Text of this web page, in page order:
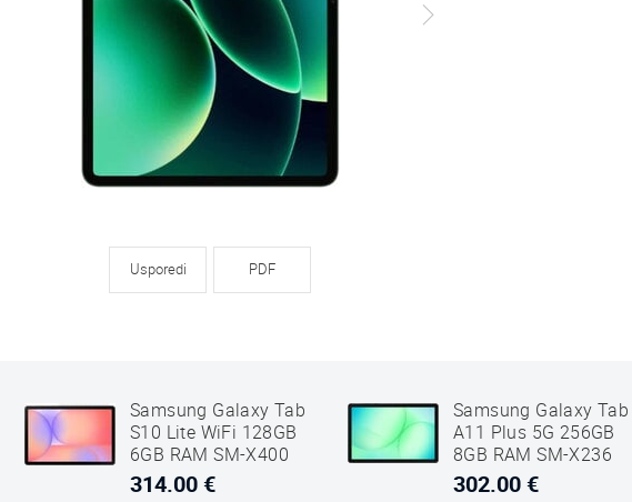
Usporedi PDF
Samsung Galaxy Tab
S10 Lite WiFi 128GB
6GB RAM SM-X400
Sivi
314.00 €
Samsung Galaxy Tab
A11 Plus 5G 256GB
8GB RAM SM-X236
Sivi
302.00 €